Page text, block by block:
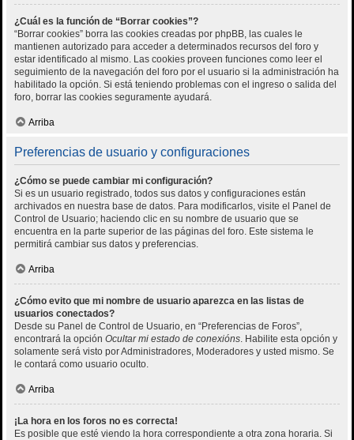
¿Cuál es la función de “Borrar cookies”?
“Borrar cookies” borra las cookies creadas por phpBB, las cuales le
mantienen autorizado para acceder a determinados recursos del foro y
estar identificado al mismo. Las cookies proveen funciones como leer el
seguimiento de la navegación del foro por el usuario si la administración ha
habilitado la opción. Si está teniendo problemas con el ingreso o salida del
foro, borrar las cookies seguramente ayudará.
Arriba
Preferencias de usuario y configuraciones
¿Cómo se puede cambiar mi configuración?
Si es un usuario registrado, todos sus datos y configuraciones están
archivados en nuestra base de datos. Para modificarlos, visite el Panel de
Control de Usuario; haciendo clic en su nombre de usuario que se
encuentra en la parte superior de las páginas del foro. Este sistema le
permitirá cambiar sus datos y preferencias.
Arriba
¿Cómo evito que mi nombre de usuario aparezca en las listas de
usuarios conectados?
Desde su Panel de Control de Usuario, en “Preferencias de Foros”,
encontrará la opción Ocultar mi estado de conexións. Habilite esta opción y
solamente será visto por Administradores, Moderadores y usted mismo. Se
le contará como usuario oculto.
Arriba
¡La hora en los foros no es correcta!
Es posible que esté viendo la hora correspondiente a otra zona horaria. Si